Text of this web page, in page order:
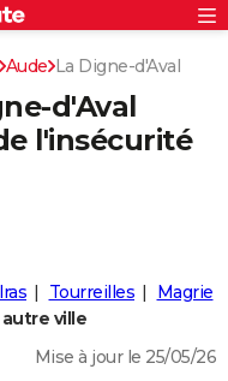
Rechercher
Aude La Digne-d'Aval
d'Aval
l'insécurité
Tourreilles
Magrie
ville
Mise à jour le 25/05/26